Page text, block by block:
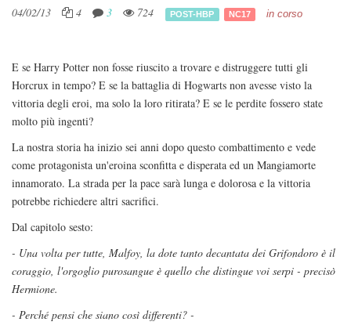
04/02/13 4 3 724 POST-HBP NC17 in corso
E se Harry Potter non fosse riuscito a trovare e distruggere tutti gli
Horcrux in tempo? E se la battaglia di Hogwarts non avesse visto la
vittoria degli eroi, ma solo la loro ritirata? E se le perdite fossero state
molto più ingenti?
La nostra storia ha inizio sei anni dopo questo combattimento e vede
come protagonista un'eroina sconfitta e disperata ed un Mangiamorte
innamorato. La strada per la pace sarà lunga e dolorosa e la vittoria
potrebbe richiedere altri sacrifici.
Dal capitolo sesto:
- Una volta per tutte, Malfoy, la dote tanto decantata dei Grifondoro è il
coraggio, l'orgoglio purosangue è quello che distingue voi serpi - precisò
Hermione.
- Perché pensi che siano così differenti? -